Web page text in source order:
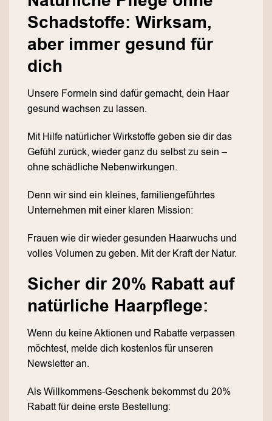
Schadstoffe: Wirksam,
aber immer gesund für
dich
Unsere Formeln sind dafür gemacht, dein Haar
gesund wachsen zu lassen.
Mit Hilfe natürlicher Wirkstoffe geben sie dir das
Gefühl zurück, wieder ganz du selbst zu sein –
ohne schädliche Nebenwirkungen.
Denn wir sind ein kleines, familiengeführtes
Unternehmen mit einer klaren Mission:
Frauen wie dir wieder gesunden Haarwuchs und
volles Volumen zu geben. Mit der Kraft der Natur.
Sicher dir 20% Rabatt auf
natürliche Haarpflege:
Wenn du keine Aktionen und Rabatte verpassen
möchtest, melde dich kostenlos für unseren
Newsletter an.
Als Willkommens-Geschenk bekommst du 20%
Rabatt für deine erste Bestellung: